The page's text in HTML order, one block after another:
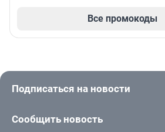
Все промокоды
Подписаться на новости
Сообщить новость